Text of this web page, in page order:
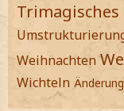
Weihnachten
Wichteln Änderung